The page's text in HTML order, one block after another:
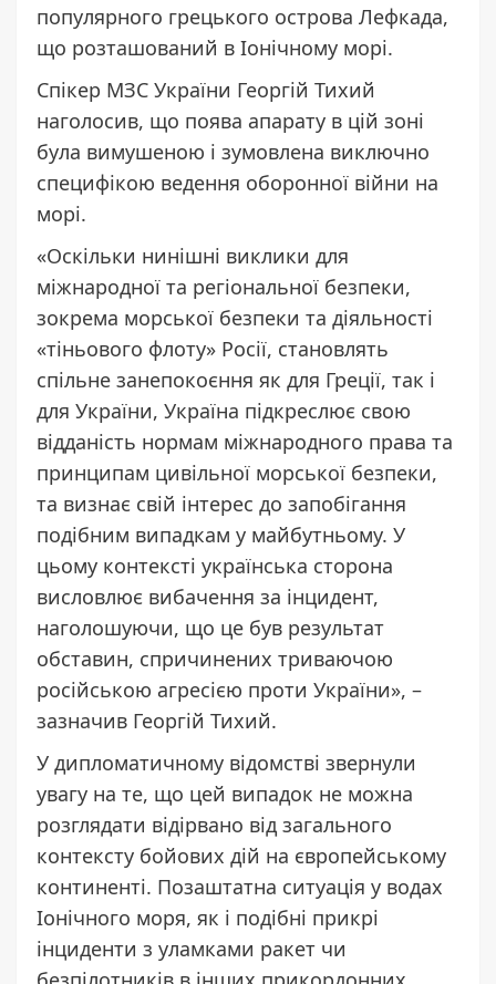
популярного грецького острова Лефкада,
що розташований в Іонічному морі.
Спікер МЗС України Георгій Тихий
наголосив, що поява апарату в цій зоні
була вимушеною і зумовлена виключно
специфікою ведення оборонної війни на
морі.
«Оскільки нинішні виклики для
міжнародної та регіональної безпеки,
зокрема морської безпеки та діяльності
«тіньового флоту» Росії, становлять
спільне занепокоєння як для Греції, так і
для України, Україна підкреслює свою
відданість нормам міжнародного права та
принципам цивільної морської безпеки,
та визнає свій інтерес до запобігання
подібним випадкам у майбутньому. У
цьому контексті українська сторона
висловлює вибачення за інцидент,
наголошуючи, що це був результат
обставин, спричинених триваючою
російською агресією проти України», –
зазначив Георгій Тихий.
У дипломатичному відомстві звернули
увагу на те, що цей випадок не можна
розглядати відірвано від загального
контексту бойових дій на європейському
континенті. Позаштатна ситуація у водах
Іонічного моря, як і подібні прикрі
інциденти з уламками ракет чи